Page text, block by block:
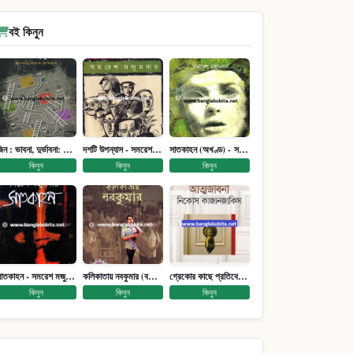
বই কিনুন
জিন : ভাবনা, দুর্ভাবনা: জিনতত্ত্ব সমাজ ইতিহাস (পেপারব্যাক)
কিনুন
দশটি উপন্যাস - সমরেশ মজুমদার
কিনুন
সাতকাহন (অখণ্ড) - সমরেশ মজুমদার
কিনুন
সাতকাহন - সমরেশ মজুমদার
কিনুন
কলিকাতায় নবকুমার (বঙ্কিম পুরষ্কারে সম্মানিত)(মানবিক মেগা উপন্যাস)
কিনুন
গ্রেকোর কাছে প্রতিবেদন : আত্মজীবনী
কিনুন